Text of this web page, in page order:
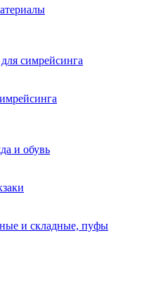
симрейсинга
и обувь
и складные, пуфы